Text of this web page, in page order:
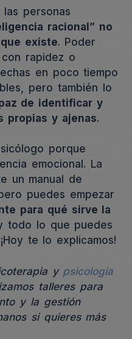
personas
racional” no
existe. Poder
rapidez o
en poco tiempo
pero también lo
de identificar y
propias y ajenas.
porque
emocional. La
un manual de
puedes empezar
para qué sirve la
todo lo que puedes
te lo explicamos!
y psicología
talleres para
y la gestión
si quieres más